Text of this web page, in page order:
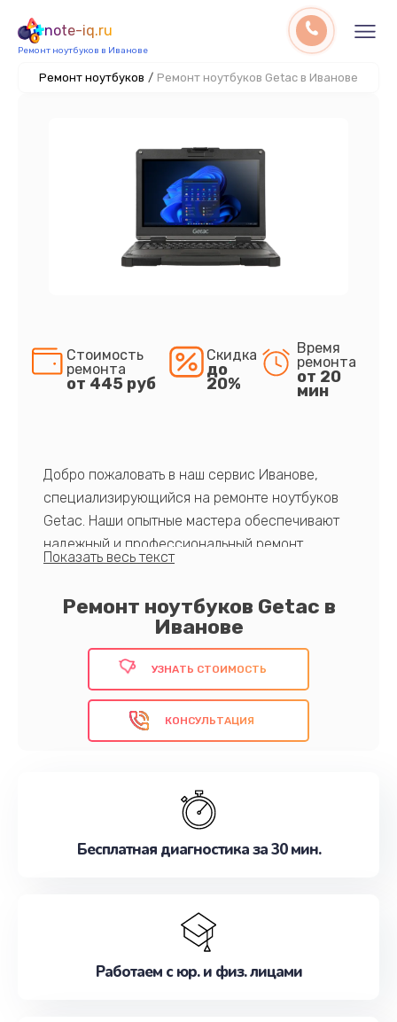
note-iq.ru
Ремонт ноутбуков в Иванове
Ремонт ноутбуков / Ремонт ноутбуков Getac в Иванове
Ремонт ноутбуков Getac в
Иванове
Стоимость
ремонта
от 445 руб
Скидка
до
20%
Время
ремонта
от 20
мин
Добро пожаловать в наш сервис Иванове,
специализирующийся на ремонте ноутбуков
Getac. Наши опытные мастера обеспечивают
надежный и профессиональный ремонт.
Каждое устройство, принесенное в ремонт,
чего выполняются необходимые работы с
использованием оригинальных запчастей. Мы
гарантируем быстрое обслуживание и
УЗНАТЬ СТОИМОСТЬ
КОНСУЛЬТАЦИЯ
Бесплатная диагностика за 30 мин.
Работаем с юр. и физ. лицами